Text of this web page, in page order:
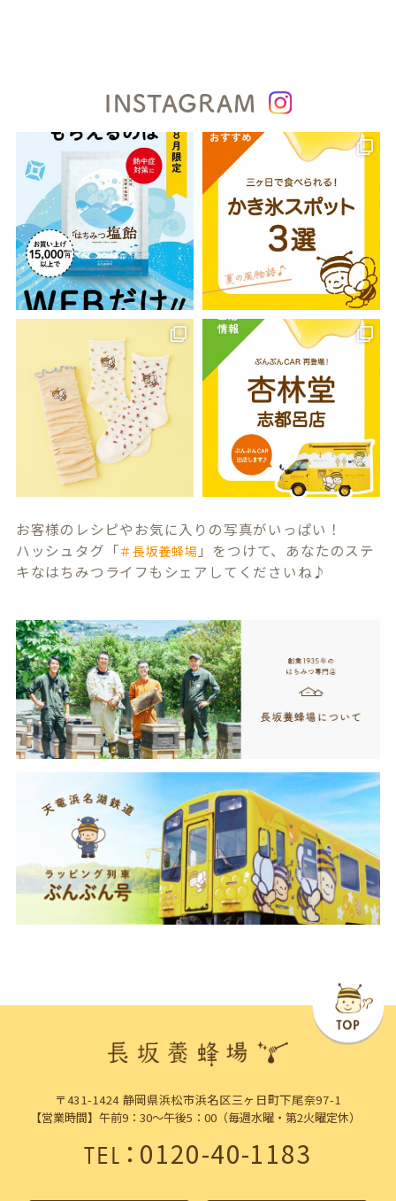
INSTAGRAM
お客様のレシピやお気に入りの写真がいっぱい！
ハッシュタグ「＃長坂養蜂場 」をつけて、あなたのステ
キなはちみつライフもシェアしてくださいね♪
〒431-1424 静岡県浜松市浜名区三ヶ日町下尾奈97-1
【営業時間】午前9：30～午後5：00（毎週水曜・第2火曜定休）
TEL：0120-40-1183